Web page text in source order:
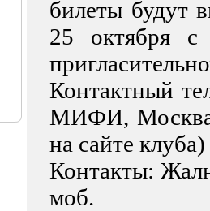
билеты будут
25 октября
Контактный
МИФИ, Москва,
на сайте клуба)
Контакты:
моб.